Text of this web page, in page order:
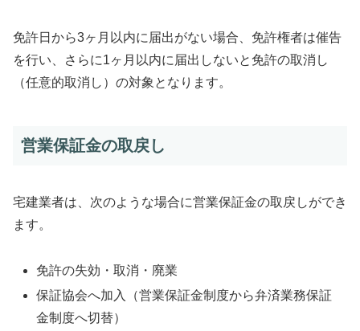
免許日から3ヶ月以内に届出がない場合、免許権者は催告
を行い、さらに1ヶ月以内に届出しないと免許の取消し
（任意的取消し）の対象となります。
営業保証金の取戻し
宅建業者は、次のような場合に営業保証金の取戻しができ
ます。
免許の失効・取消・廃業
保証協会へ加入（営業保証金制度から弁済業務保証
金制度へ切替）